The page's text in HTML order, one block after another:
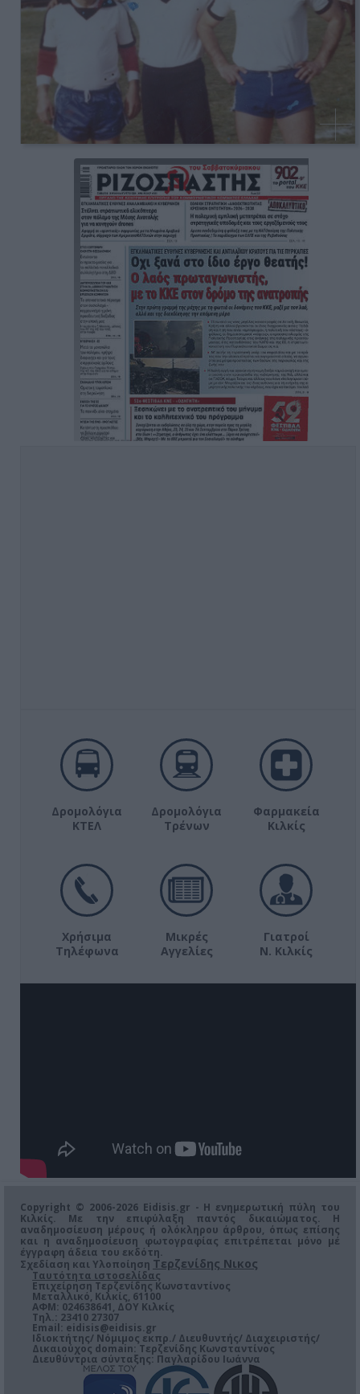
Δρομολόγια
ΚΤΕΛ
Δρομολόγια
Τρένων
Φαρμακεία
Κιλκίς
Χρήσιμα
Τηλέφωνα
Μικρές
Αγγελίες
Γιατροί
Ν. Κιλκίς
Copyright © 2006-2026 Eidisis.gr - Η ενημερωτική πύλη του
Κιλκίς. Με την επιφύλαξη παντός δικαιώματος. Η
αναδημοσίευση μέρους ή ολόκληρου άρθρου, όπως επίσης
και η αναδημοσίευση φωτογραφίας επιτρέπεται μόνο μέ
έγγραφη άδεια του εκδότη.
Σχεδίαση και Υλοποίηση Τερζενίδης Νικος
Ταυτότητα ιστοσελίδας
Επιχείρηση Τερζενίδης Κωνσταντίνος
Μεταλλικό, Κιλκίς, 61100
ΑΦΜ: 024638641, ΔΟΥ Κιλκίς
Τηλ.: 23410 27307
Email: eidisis@eidisis.gr
Ιδιοκτήτης/ Νόμιμος εκπρ./ Διευθυντής/ Διαχειριστής/
Δικαιούχος domain: Τερζενίδης Κωνσταντίνος
Διευθύντρια σύνταξης: Παγλαρίδου Ιωάννα